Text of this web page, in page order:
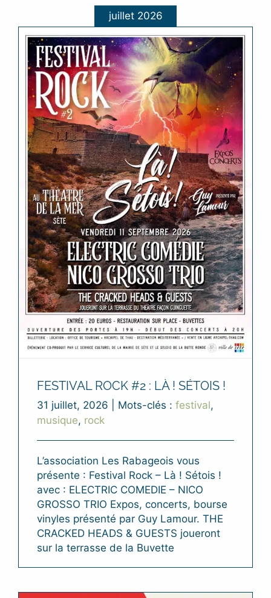
juillet 2026
FESTIVAL ROCK #2 : LÀ ! SÉTOIS !
31 juillet, 2026 Mots-clés : festival,
musique, rock
L’association Les Rabageois vous
présente : Festival Rock – Là ! Sétois !
avec : ELECTRIC COMEDIE – NICO
GROSSO TRIO Expos, concerts, bourse
vinyles présenté par Guy Lamour. THE
CRACKED HEADS & GUESTS joueront
sur la terrasse de la Buvette